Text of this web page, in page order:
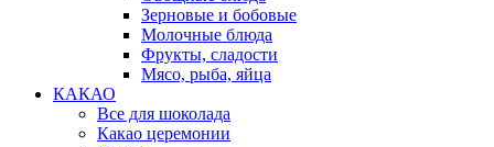
Зерновые и бобовые
Молочные блюда
Фрукты, сладости
Мясо, рыба, яйца
КАКАО
Все для шоколада
Какао церемонии